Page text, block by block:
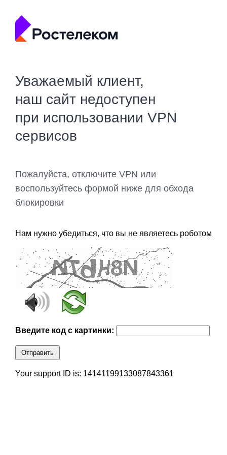
Уважаемый клиент,
наш сайт недоступен
при использовании VPN
сервисов
Пожалуйста, отключите VPN или
воспользуйтесь формой ниже для обхода
блокировки
Нам нужно убедиться, что вы не являетесь роботом
Введите код с картинки:
Отправить
Your support ID is: 14141199133087843361